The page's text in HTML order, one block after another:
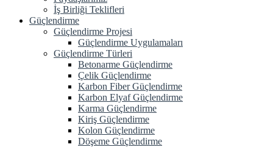
İş Birliği Teklifleri
Güçlendirme
Güçlendirme Projesi
Güçlendirme Uygulamaları
Güçlendirme Türleri
Betonarme Güçlendirme
Çelik Güçlendirme
Karbon Fiber Güçlendirme
Karbon Elyaf Güçlendirme
Karma Güçlendirme
Kiriş Güçlendirme
Kolon Güçlendirme
Döşeme Güçlendirme